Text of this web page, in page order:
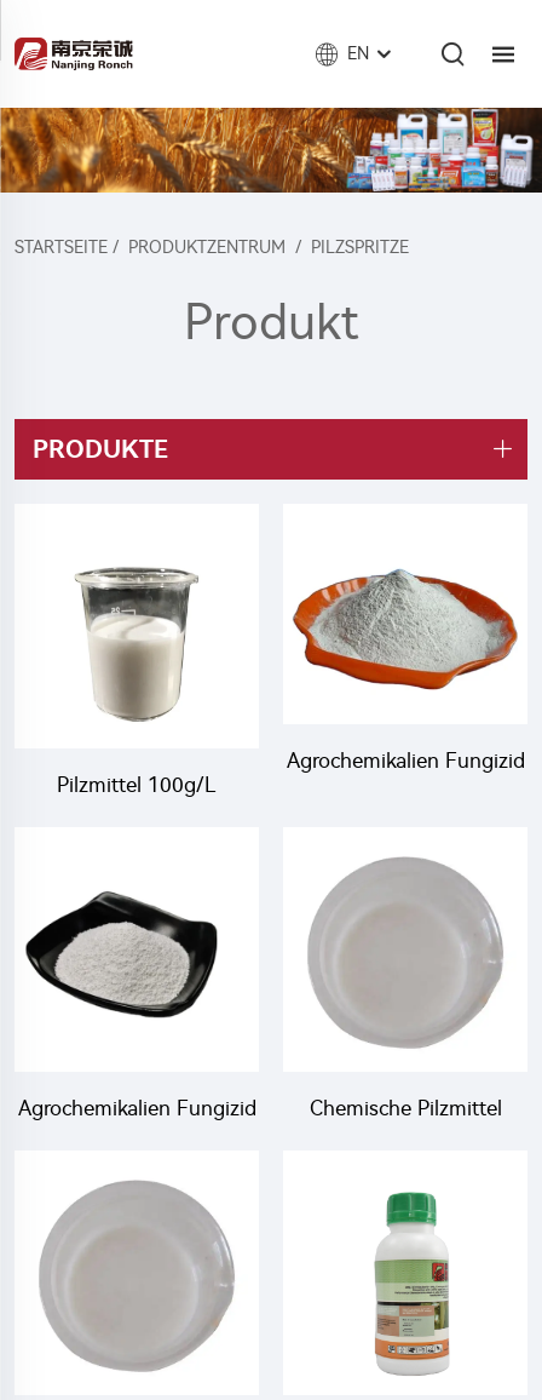
EN
STARTSEITE / PRODUKTZENTRUM / PILZSPRITZE
Produkt
PRODUKTE
Pilzmittel 100g/L
Tebuconazol SC mit
Fabrikpreis
Agrochemikalien Fungizid
hoher Effizienz
Agrochemikalien Fungizid
Hexaconazol WP mit
hoher Effizienz
Chemische Pilzmittel
Cyproconazol SC
wirksames Pilzmittel